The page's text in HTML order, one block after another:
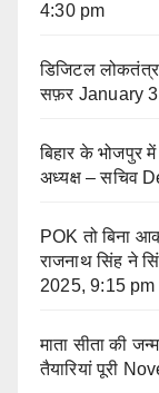
4:30 pm
डिजिटल
सफ़र January
बिहार के भोजपुर
अध्यक्ष – सचिव
POK तो बिना
राजनाथ सिंह ने
2025, 9:15 pm
माता सीता की
तैयारियां पूरी